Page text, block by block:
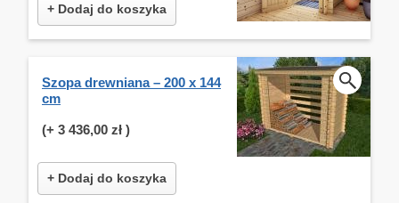
+ Dodaj do koszyka
Szopa drewniana – 200 x 144
cm
(+ 3 436,00 zł )
+ Dodaj do koszyka